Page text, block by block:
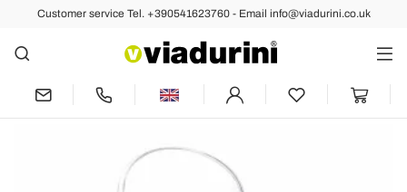
Customer service Tel. +390541623760 - Email info@viadurini.co.uk
Back Previous Next
Indoor or Outdoor Stackable Chair in
Transparent Polycarbonate – Pianeta